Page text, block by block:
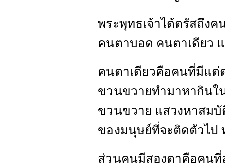
พระพุทธเจ้าได้ตรัสถึง
คนตาบอด คนตาเดียว
คนตาเดียวคือคนที่มีแ
ขวนขวายทำมาหากิน
ขวนขวาย แสวงหาสม
ของมนุษย์ที่จะติดตัวไป
ส่วนคนมีสองตาคือคนที่